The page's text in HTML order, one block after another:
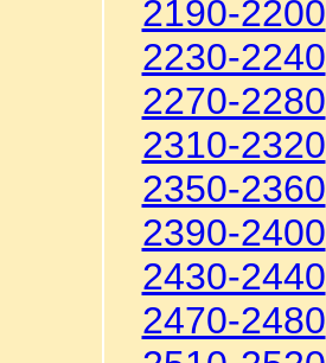
2190-2200
2230-2240
2270-2280
2310-2320
2350-2360
2390-2400
2430-2440
2470-2480